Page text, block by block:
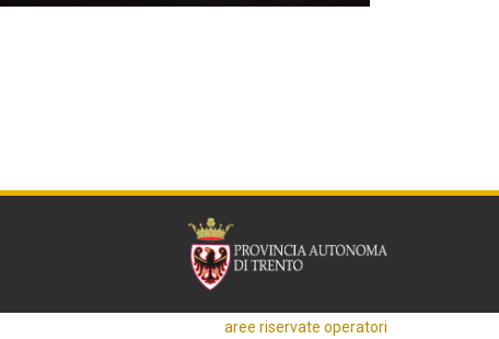
aree riservate operatori